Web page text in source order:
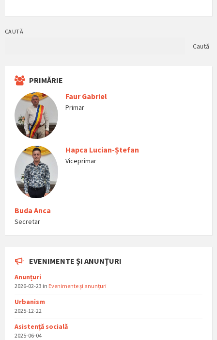
CAUTĂ
Caută
PRIMĂRIE
Faur Gabriel
Primar
Hapca Lucian-Ștefan
Viceprimar
Buda Anca
Secretar
EVENIMENTE ȘI ANUNȚURI
Anunțuri
2026-02-23 in Evenimente și anunțuri
Urbanism
2025-12-22
Asistențǎ socialǎ
2025-06-04